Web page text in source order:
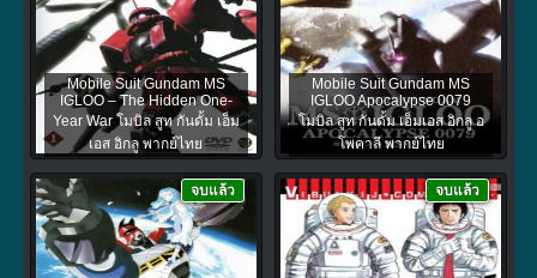
Mobile Suit Gundam MS
IGLOO – The Hidden One-
Year War โมบิล สูท กันดั้ม เอ็ม
เอส อิกลู พากย์ไทย
Mobile Suit Gundam MS
IGLOO Apocalypse 0079
โมบิล สูท กันดั้ม เอ็มเอส อิกลู อ
โพคาลี พากย์ไทย
จบแล้ว จบแล้ว